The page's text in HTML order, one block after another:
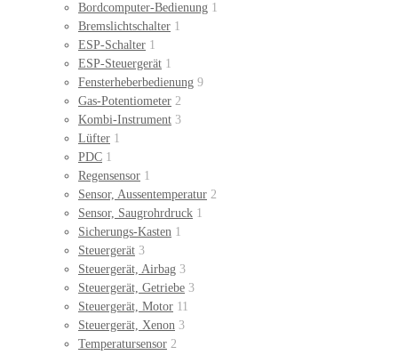
Bordcomputer-Bedienung 1
Bremslichtschalter 1
ESP-Schalter 1
ESP-Steuergerät 1
Fensterheberbedienung 9
Gas-Potentiometer 2
Kombi-Instrument 3
Lüfter 1
PDC 1
Regensensor 1
Sensor, Aussentemperatur 2
Sensor, Saugrohrdruck 1
Sicherungs-Kasten 1
Steuergerät 3
Steuergerät, Airbag 3
Steuergerät, Getriebe 3
Steuergerät, Motor 11
Steuergerät, Xenon 3
Temperatursensor 2